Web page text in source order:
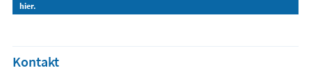
hier.
Kontakt